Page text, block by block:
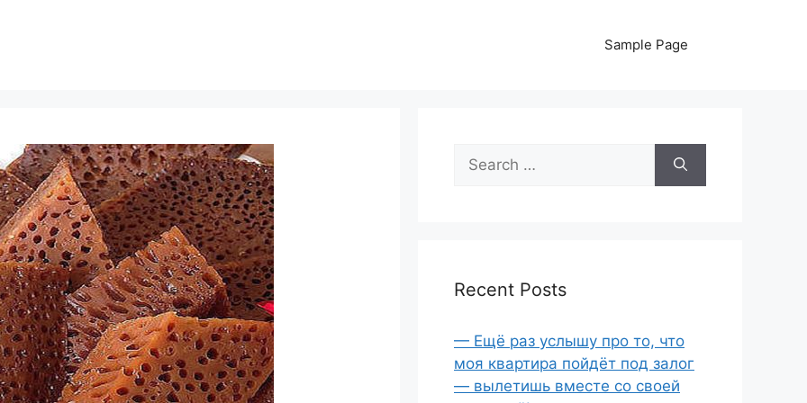
Sample Page
Search
for:
Recent Posts
— Ещё раз услышу про то, что
моя квартира пойдёт под залог
— вылетишь вместе со своей